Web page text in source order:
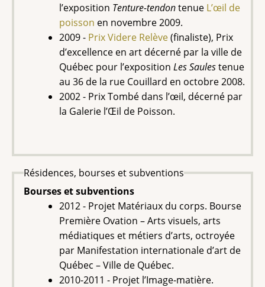
l’exposition Tenture-tendontenue L’œil de
poisson en novembre 2009.
2009 - Prix Videre Relève(finaliste), Prix
d’excellence en art décerné par la ville de
Québec pour l’exposition Les Saulestenue
au 36 de la rue Couillard en octobre 2008.
2002 - Prix Tombé dans l’œil, décerné par
la Galerie l’Œil de Poisson.
Résidences, bourses et subventions
Bourses et subventions
2012 - Projet Matériaux du corps. Bourse
Première Ovation – Arts visuels, arts
médiatiques et métiers d’arts, octroyée
par Manifestation internationale d’art de
Québec – Ville de Québec.
2010-2011 - Projet l’Image-matière.